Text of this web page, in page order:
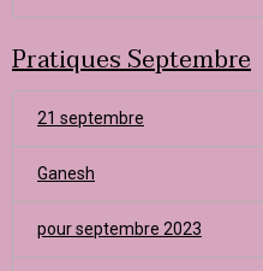
Pratiques Septembre
21 septembre
Ganesh
pour septembre 2023